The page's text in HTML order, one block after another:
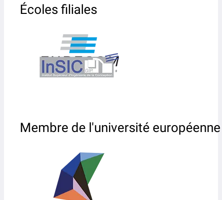
Écoles filiales
Membre de l'université européenne